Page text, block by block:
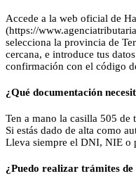
Accede a la web oficial de
(https://
selecciona la provincia de
cercana, e introduce tus
confirmación con el código
¿Qué documentación
Ten a mano la casilla 505
Si estás dado de alta como
Lleva siempre el DNI, NIE o
¿Puedo realizar trámites